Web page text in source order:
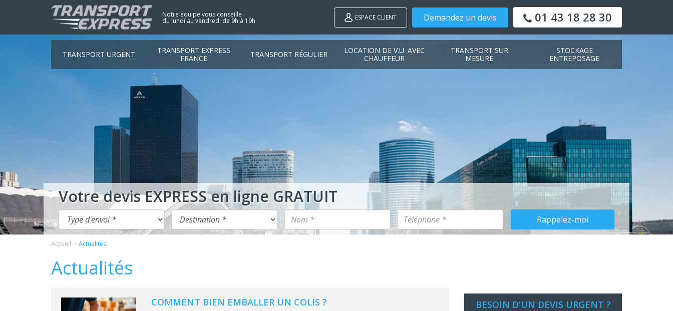
Notre équipe vous conseille
du lundi au vendredi de 9h à 19h ESPACE CLIENT Demandez un devis 01 43 18 28 30
TRANSPORT URGENT
TRANSPORT EXPRESS
FRANCE
TRANSPORT RÉGULIER
LOCATION DE V.U. AVEC
CHAUFFEUR
TRANSPORT SUR
MESURE
STOCKAGE
ENTREPOSAGE
Accueil Actualites
Actualités
COMMENT BIEN EMBALLER UN COLIS ? BESOIN D'UN DEVIS URGENT ?
Votre devis EXPRESS en ligne GRATUIT
Rappelez-moi